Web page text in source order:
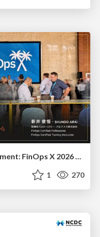
Executive Strategy Management: FinOps X 2026 recap at Japan FinOps Meetup #6
1 270